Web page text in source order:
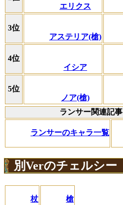
エリクス
3位
アステリア(槍)
4位
イシア
5位
ノア(槍)
ランサー関連記事
ランサーのキャラ一覧
別Verのチェルシー
杖 槍